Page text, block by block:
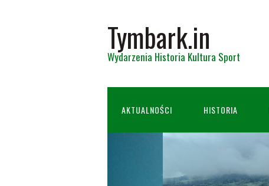
Tymbark.in
Wydarzenia Historia Kultura Sport
AKTUALNOŚCI HISTORIA